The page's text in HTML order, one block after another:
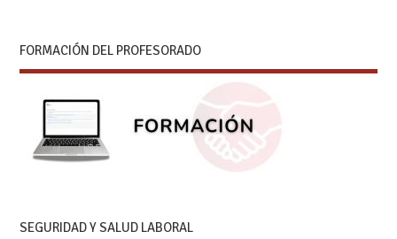
FORMACIÓN DEL PROFESORADO
SEGURIDAD Y SALUD LABORAL